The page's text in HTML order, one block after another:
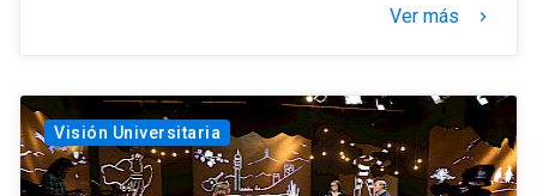
Ver más keyboard_arrow_right
Visión Universitaria